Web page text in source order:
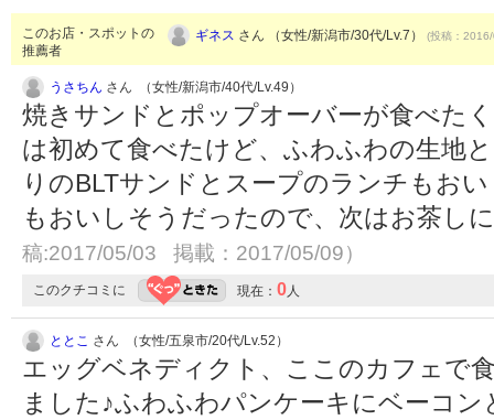
このお店・スポットの
推薦者
ギネス さん （女性/新潟市/30代/Lv.7） (投稿：
うさちん さん （女性/新潟市/40代/Lv.49）
焼きサンドとポップオーバーが食べた
は初めて食べたけど、ふわふわの生地
りのBLTサンドとスープのランチもお
もおいしそうだったので、次はお茶し
稿:2017/05/03 掲載：2017/05/09）
このクチコミに 現在： 0 人
ととこ さん （女性/五泉市/20代/Lv.52）
エッグベネディクト、ここのカフェで
ました♪ふわふわパンケーキにベーコ